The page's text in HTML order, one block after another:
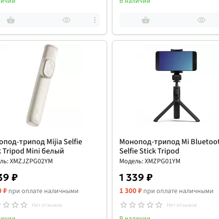
трипод Mijia Selfie
Tripod Mini белый
XMZJZPG02YM
₽
₽при оплате наличными
Нет отзывов
Монопод-трипод Mi
Selfie Stick Tripod
Модель: XMZPG01YM
1 339 ₽
1 300 ₽ при оплате наличными
Нет отзывов